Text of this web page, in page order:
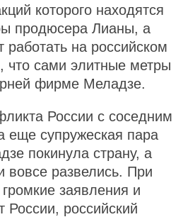
которого находятся
продюсера Лианы, а
на российском
что сами элитные метры
фирме Меладзе.
России с соседним
еще супружеская пара
покинула страну, а
вовсе развелись. При
заявления и
России, российский